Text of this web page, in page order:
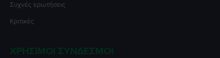
Συχνές ερωτήσεις
Κριτικές
ΧΡΉΣΙΜΟΙ ΣΎΝΔΕΣΜΟΙ